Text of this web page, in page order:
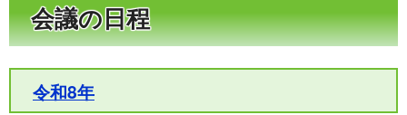
会議の日程
令和8年